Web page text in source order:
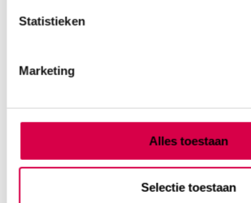
Statistieken
Marketing
Alles toestaan
Selectie toestaan
Stack vingerspalk, maat 0,